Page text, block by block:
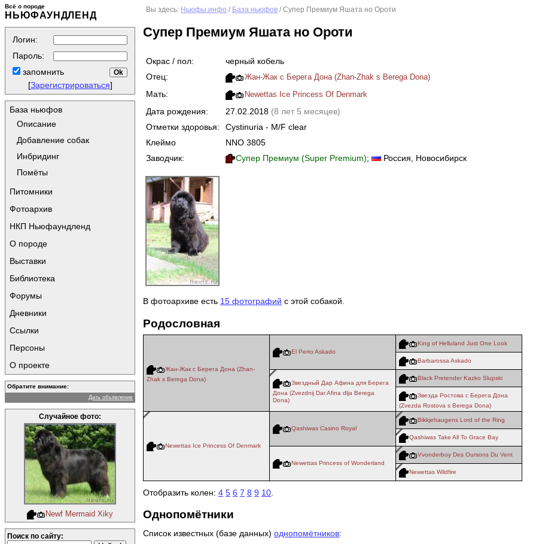
Всё о породе
НЬЮФАУНДЛЕНД
Логин:
Пароль:
запомнить
[Зарегистрироваться]
База ньюфов
Описание
Добавление собак
Инбридинг
Помёты
Питомники
Фотоархив
НКП Ньюфаундленд
О породе
Выставки
Библиотека
Форумы
Дневники
Ссылки
Персоны
О проекте
Обратите внимание:
Дать объявление
Случайное фото:
Newf Mermaid Xiky
Поиск по сайту:
Вы здесь: Ньюфы.инфо / База ньюфов / Супер Премиум Яшата но Ороти
Супер Премиум Яшата но Ороти
Окрас / пол:
черный кобель
Отец:
Жан-Жак с Берега Дона (Zhan-Zhak s Berega Dona)
Мать: Newettas Ice Princess Of Denmark
Дата рождения: 27.02.2018 (8 лет 5 месяцев)
Отметки здоровья:
Cystinuria - M/F clear
Клеймо
NNO 3805
Заводчик:
Супер Премиум (Super Premium); Россия, Новосибирск
В фотоархиве есть 15 фотографий с этой собакой.
Родословная
Жан-Жак с Берега Дона (Zhan-
Zhak s Berega Dona)
El Perro Askado
King of Helluland Just One Look
Barbarossa Askado
Звездный Дар Афина для Берега
Дона (Zvezdnij Dar Afina dlja Berega
Dona)
Black Pretender Kazko Slupski
Звезда Ростова с Берега Дона
(Zvezda Rostova s Berega Dona)
Newettas Ice Princess Of Denmark
Qashiwas Casino Royal
Bikkjehaugens Lord of the Ring
Qashiwas Take All To Grace Bay
Newettas Princess of Wonderland
Vvonderboy Des Oursons Du Vent
Newettas Wildfire
Отобразить колен: 4 5 6 7 8 9 10
Однопомётники
Список известных (базе данных) однопомётников: